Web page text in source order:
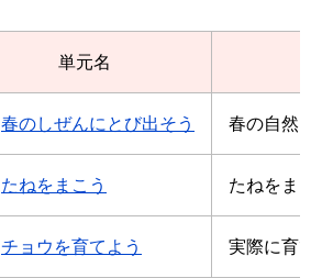
単元名
春のしぜんにとび出そう 春の自然
たねをまこう たねをま
チョウを育てよう 実際に育